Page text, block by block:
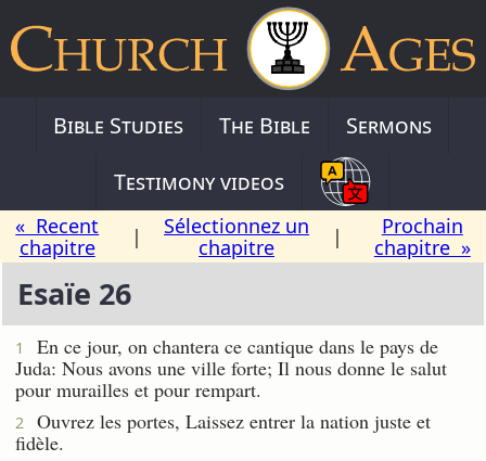
Bible Studies The Bible
Sermons
Testimony videos
« Recent
chapitre
|
Sélectionnez un
chapitre
|
Prochain
chapitre »
Esaïe 26
1
En ce jour, on chantera ce cantique dans le pays de
Juda: Nous avons une ville forte; Il nous donne le salut
pour murailles et pour rempart.
2
Ouvrez les portes, Laissez entrer la nation juste et
fidèle.